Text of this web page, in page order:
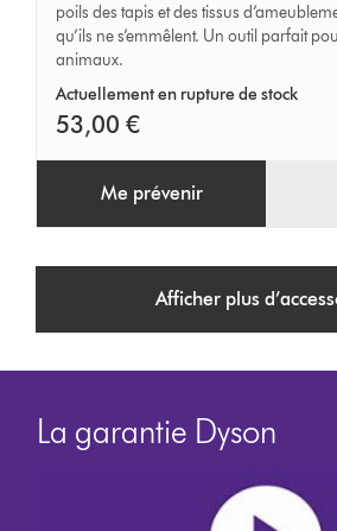
démêlante
poils des tapis et des tissus
qu’ils ne s’emmêlent. Un outil parfait
animaux.
Actuellement en rupture de stock
53,00 €
Me prévenir
Afficher plus
La garantie Dyson